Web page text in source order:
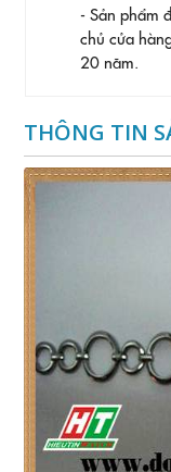
- Sản phẩm
chủ cửa
20 năm.
THÔNG TIN